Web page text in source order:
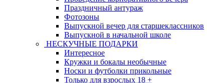
Праздничный антураж
Фотозоны
Выпускной вечер для старшеклассников
Выпускной в начальной школе
НЕСКУЧНЫЕ ПОДАРКИ
Интересное
Кружки и бокалы необычные
Носки и футболки прикольные
Только для взрослых 18 +